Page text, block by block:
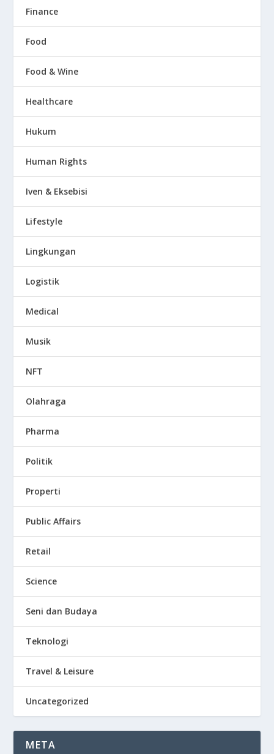
Finance
Food
Food & Wine
Healthcare
Hukum
Human Rights
Iven & Eksebisi
Lifestyle
Lingkungan
Logistik
Medical
Musik
NFT
Olahraga
Pharma
Politik
Properti
Public Affairs
Retail
Science
Seni dan Budaya
Teknologi
Travel & Leisure
Uncategorized
META